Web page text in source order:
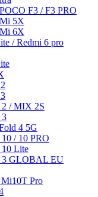
F3 / F3 PRO
5X
6X
/ Redmi 6 pro
/ MIX 2S
4 5G
/ 10 PRO
Lite
3 GLOBAL EU
Pro